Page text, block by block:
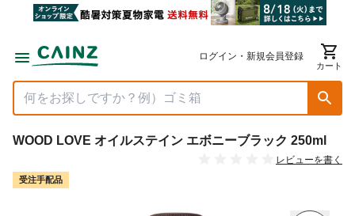
ログイン・新規会員登録
カート
WOOD LOVE オイルステイン エボニーブラック 250ml
レビューを書く
受注手配品